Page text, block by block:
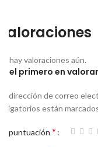
hay valoraciones aún.
el primero en valorar
dirección de correo
están
puntuación *